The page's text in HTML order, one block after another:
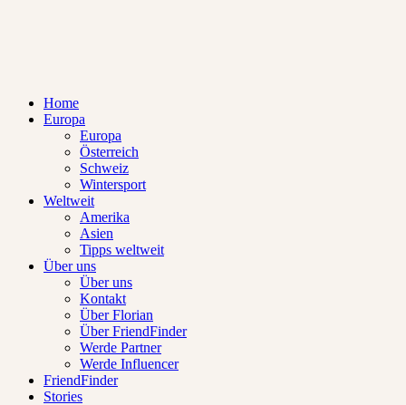
Home
Europa
Europa
Österreich
Schweiz
Wintersport
Weltweit
Amerika
Asien
Tipps weltweit
Über uns
Über uns
Kontakt
Über Florian
Über FriendFinder
Werde Partner
Werde Influencer
FriendFinder
Stories